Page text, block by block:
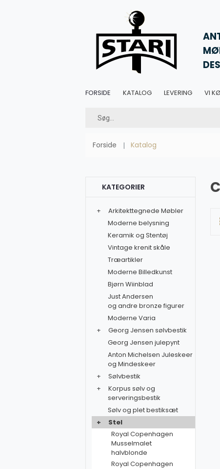
FORSIDE KATALOG LEVERING VI
Forside Katalog
KATEGORIER
+
Arkitekttegnede Møbler
Moderne belysning
Keramik og Stentøj
Vintage krenit skåle
Træartikler
Moderne Billedkunst
Bjørn Wiinblad
Just Andersen
og andre bronze figurer
Moderne Varia
+
Georg Jensen sølvbestik
Georg Jensen julepynt
Anton Michelsen Juleskeer
og Mindeskeer
+
Sølvbestik
+
Korpus sølv og
serveringsbestik
Sølv og plet bestiksæt
+
Stel
Royal Copenhagen
Musselmalet
halvblonde
Royal Copenhagen